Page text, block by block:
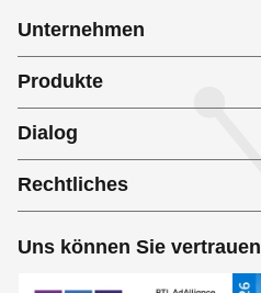
Unternehmen
Produkte
Dialog
Rechtliches
Uns können Sie vertrauen